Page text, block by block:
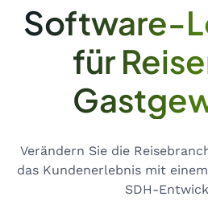
Software-
für
Verändern Sie die
das Kundenerlebnis mit
SDH-